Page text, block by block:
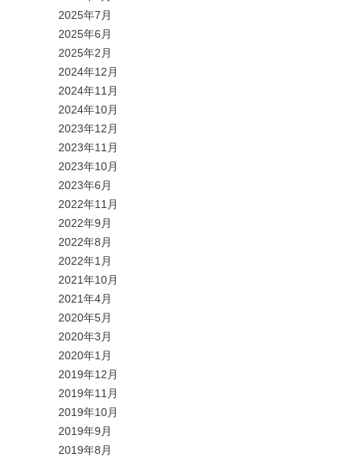
2025年7月
2025年6月
2025年2月
2024年12月
2024年11月
2024年10月
2023年12月
2023年11月
2023年10月
2023年6月
2022年11月
2022年9月
2022年8月
2022年1月
2021年10月
2021年4月
2020年5月
2020年3月
2020年1月
2019年12月
2019年11月
2019年10月
2019年9月
2019年8月